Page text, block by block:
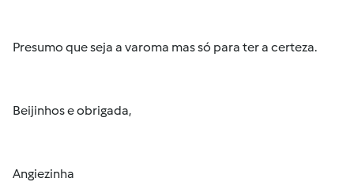
Presumo que seja a varoma mas só para ter a certeza.
Beijinhos e obrigada,
Angiezinha